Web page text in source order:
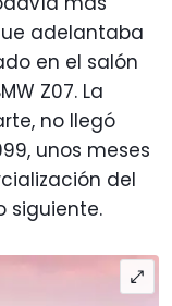
adelantaba
en el salón
Z07. La
no llegó
unos meses
del
siguiente.